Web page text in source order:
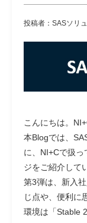
投稿者：SASソリ
こんにちは。
本Blogでは、
に、NI+Cで扱っ
ジをご紹介して
第3弾は、新入
じ点や、便利に
環境は「Stable